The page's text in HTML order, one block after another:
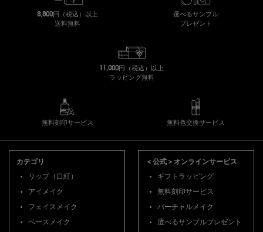
8,800円（税込）以上
送料無料
選べるサンプル
プレゼント
11,000円（税込）以上
ラッピング無料
無料刻印サービス 無料色交換サービス
カテゴリ
リップ（口紅）
アイメイク
フェイスメイク
ベースメイク
＜公式＞オンラインサービス
ギフトラッピング
無料刻印サービス
バーチャルメイク
選べるサンプルプレゼント